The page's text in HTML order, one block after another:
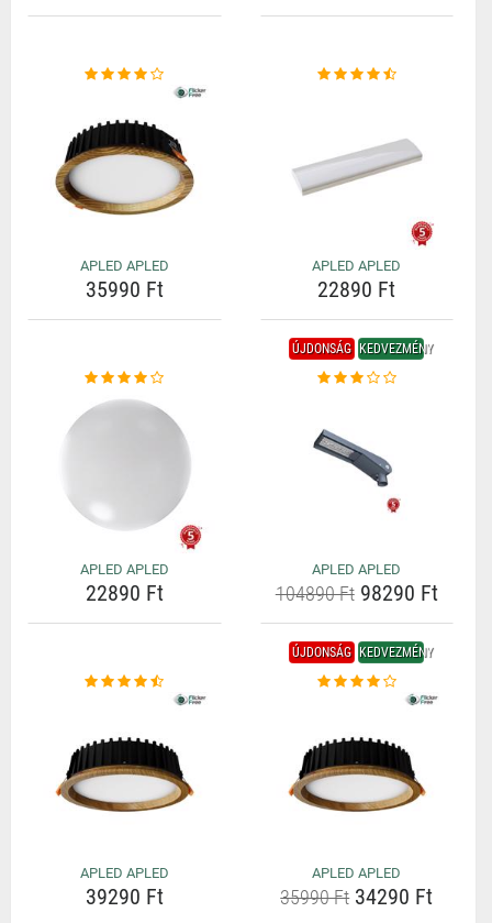
APLED APLED
35990 Ft
APLED APLED
22890 Ft
APLED APLED
22890 Ft
ÚJDONSÁG KEDVEZMÉNY
APLED APLED
104890 Ft98290 Ft
APLED APLED
39290 Ft
ÚJDONSÁG KEDVEZMÉNY
APLED APLED
35990 Ft34290 Ft